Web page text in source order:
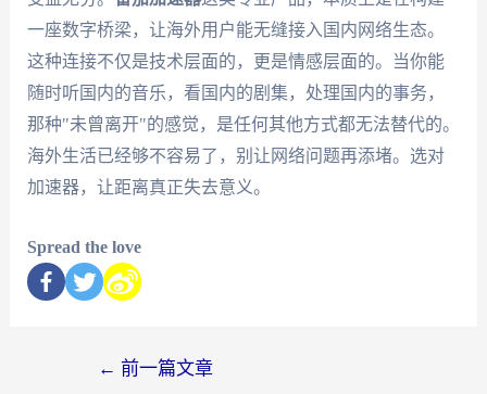
一座数字桥梁，让海外用户能无缝接入国内网络生态。
这种连接不仅是技术层面的，更是情感层面的。当你能
随时听国内的音乐，看国内的剧集，处理国内的事务，
那种"未曾离开"的感觉，是任何其他方式都无法替代的。
海外生活已经够不容易了，别让网络问题再添堵。选对
加速器，让距离真正失去意义。
Spread the love
← 前一篇文章